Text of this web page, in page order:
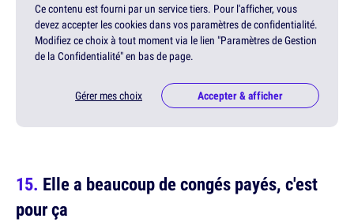
Ce contenu est fourni par un service tiers. Pour l'afficher, vous
devez accepter les cookies dans vos paramètres de confidentialité.
Modifiez ce choix à tout moment via le lien "Paramètres de Gestion
de la Confidentialité" en bas de page.
Gérer mes choix Accepter & afficher
Elle a beaucoup de congés payés, c'est
pour ça